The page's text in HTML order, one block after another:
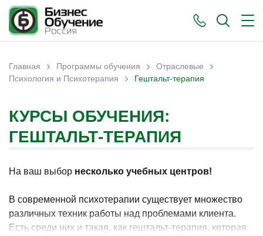
Вы здесь
Главная › Программы обучения › Отраслевые ›
Психология и Психотерапия › Гештальт-терапия
КУРСЫ ОБУЧЕНИЯ:
ГЕШТАЛЬТ-ТЕРАПИЯ
На ваш выбор несколько учебных центров!
В современной психотерапии существует множество
различных техник работы над проблемами клиента.
Есть среди них и такая, как гештальт-терапия, которая